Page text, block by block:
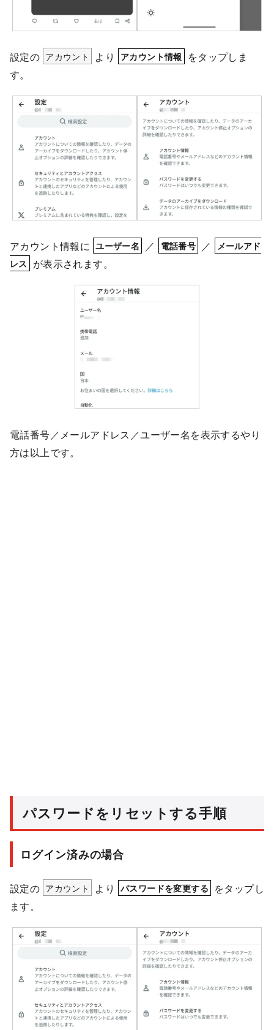
設定の アカウント より アカウント情報
をタップしま
す。
アカウント情報に ユーザー名 ／ 電話番号 ／
メールアド
レス が表示されます。
電話番号／メールアドレス／ユーザー名を表示するやり
方は以上です。
パスワードをリセットする手順
ログイン済みの場合
設定の アカウント より パスワードを変更する をタップし
ます。